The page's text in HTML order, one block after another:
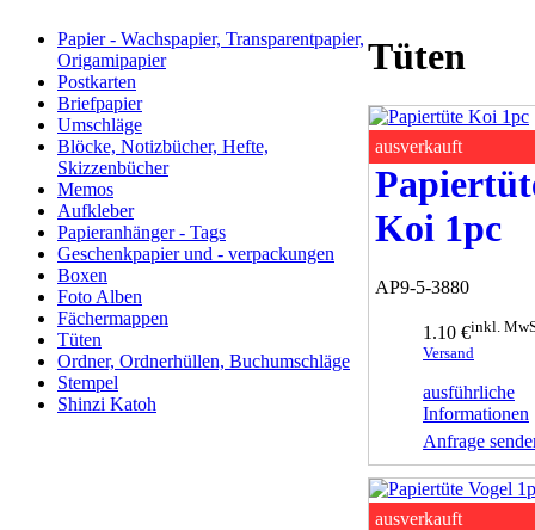
Papier - Wachspapier, Transparentpapier,
Origamipapier
Postkarten
Briefpapier
Umschläge
Blöcke, Notizbücher, Hefte,
Skizzenbücher
Memos
Aufkleber
Papieranhänger - Tags
Geschenkpapier und - verpackungen
Boxen
Foto Alben
Fächermappen
Tüten
Ordner, Ordnerhüllen, Buchumschläge
Stempel
Shinzi Katoh
Tüten
ausverkauft
Koi 1pc
AP9-5-3880
1.10 €inkl.
Versand
ausführliche
Informationen
Anfrage
ausverkauft